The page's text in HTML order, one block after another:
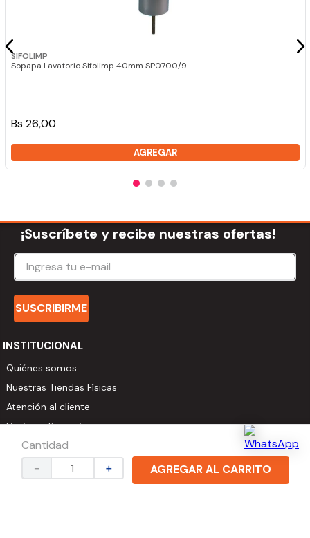
Cantidad
＋
－ AGREGAR AL CARRITO
SIFOLIMP
Sopapa Lavatorio Sifolimp 40mm SP0700/9
Bs 26,00
AGREGAR
¡Suscríbete y recibe nuestras ofertas!
SUSCRIBIRME
INSTITUCIONAL
Quiénes somos
Nuestras Tiendas Físicas
Atención al cliente
Ventas a Proyectos
Ventas a Constructores
Ventas a Distribuidores